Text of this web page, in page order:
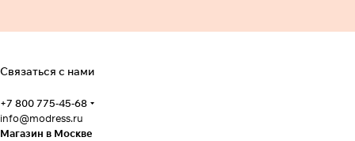
Связаться с нами
+7 800 775-45-68
info@modress.ru
Магазин в Москве